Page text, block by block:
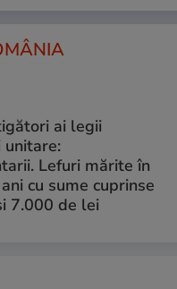
ai legii
unitare:
Lefuri mărite în
cu sume cuprinse
7.000 de lei